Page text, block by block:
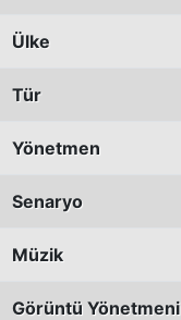
Ülke
Tür
Yönetmen
Senaryo
Müzik
Görüntü Yönetmeni